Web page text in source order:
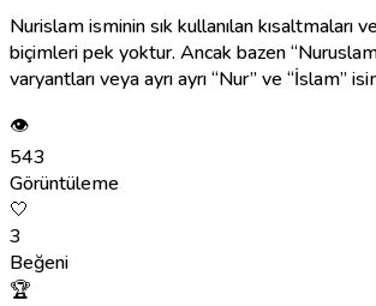
Nurislam isminin sık kullanılan kısaltmaları
biçimleri pek yoktur. Ancak bazen
varyantları veya ayrı ayrı “Nur” ve “İslam”
👁
543
Görüntüleme
🤍
3
Beğeni
🏆